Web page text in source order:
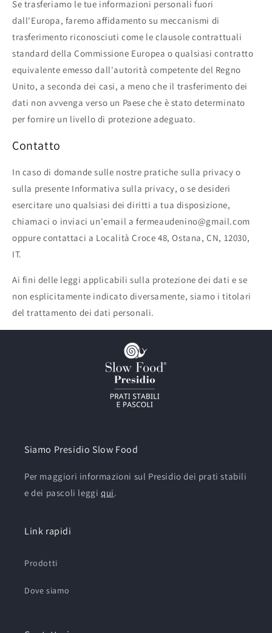
Se trasferiamo le tue informazioni personali fuori
dall'Europa, faremo affidamento su meccanismi di
trasferimento riconosciuti come le clausole contrattuali
standard della Commissione Europea o qualsiasi contratto
equivalente emesso dall'autorità competente del Regno
Unito, a seconda dei casi, a meno che il trasferimento dei
dati non avvenga verso un Paese che è stato determinato
per fornire un livello di protezione adeguato.
Contatto
In caso di domande sulle nostre pratiche sulla privacy o
sulla presente Informativa sulla privacy, o se desideri
esercitare uno qualsiasi dei diritti a tua disposizione,
chiamaci o inviaci un'email a fermeaudenino@gmail.com
oppure contattaci a Località Croce 48, Ostana, CN, 12030,
IT.
Ai fini delle leggi applicabili sulla protezione dei dati e se
non esplicitamente indicato diversamente, siamo i titolari
del trattamento dei dati personali.
Siamo Presidio Slow Food
Per maggiori informazioni sul Presidio dei prati stabili
e dei pascoli leggi qui.
Link rapidi
Prodotti
Dove siamo